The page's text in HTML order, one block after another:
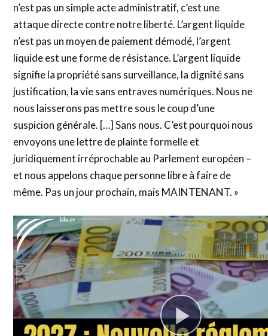
n’est pas un simple acte administratif, c’est une
attaque directe contre notre liberté. L’argent liquide
n’est pas un moyen de paiement démodé, l’argent
liquide est une forme de résistance. L’argent liquide
signifie la propriété sans surveillance, la dignité sans
justification, la vie sans entraves numériques. Nous ne
nous laisserons pas mettre sous le coup d’une
suspicion générale. […] Sans nous. C’est pourquoi nous
envoyons une lettre de plainte formelle et
juridiquement irréprochable au Parlement européen –
et nous appelons chaque personne libre à faire de
même. Pas un jour prochain, mais MAINTENANT. »